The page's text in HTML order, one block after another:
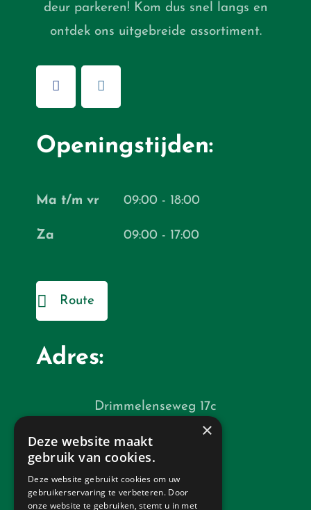
deur parkeren! Kom dus snel langs en
ontdek ons uitgebreide assortiment.
Openingstijden:
Ma t/m vr 09:00 - 18:00
Za 09:00 - 17:00
Route
Adres:
Drimmelenseweg 17c
Snel naar:
×
Deze website maakt
gebruik van cookies.
Deze website gebruikt cookies om uw
gebruikerservaring te verbeteren. Door
onze website te gebruiken, stemt u in met